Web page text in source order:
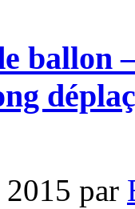
ballon
par